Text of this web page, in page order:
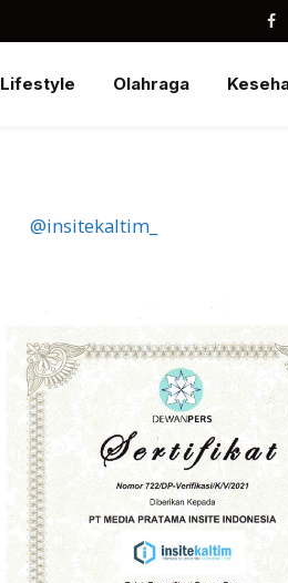
Lifestyle Olahraga
@insitekaltim_